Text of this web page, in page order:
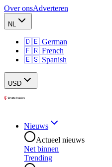
Over onsAdverteren
NL
🇩🇪 German
🇫🇷 French
🇪🇸 Spanish
USD
Nieuws
Actueel nieuws
Net binnen
Trending